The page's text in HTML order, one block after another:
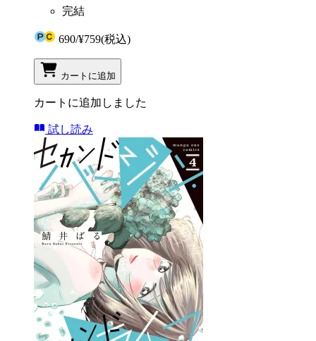
完結
690/¥759(税込)
カートに追加
カートに追加しました
試し読み